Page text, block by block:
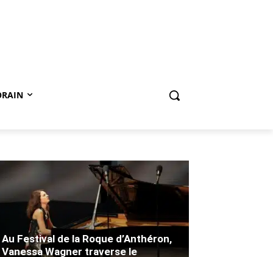
Au Festival de la Roque d’Anthéron,
Vanessa Wagner traverse le